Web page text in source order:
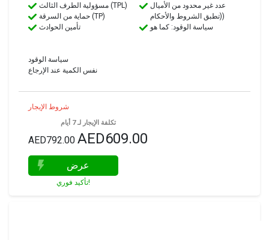
مسؤولية الطرف الثالث (TPL)
حماية من السرقة (TP)
تأمين الحوادث
عدد غير محدود من الأميال
(تطبق الشروط والأحكام)
سياسة الوقود: كما هو
سياسة الوقود
نفس الكمية عند الإرجاع
شروط الإيجار
تكلفة الإيجار لـ 7 أيام
AED792.00 AED609.00
عرض
تأكيد فوري!